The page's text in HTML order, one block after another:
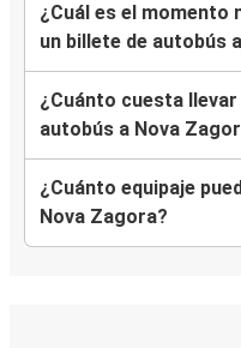
¿Cuál es el momento
un billete de autobús
¿Cuánto cuesta llevar
autobús a Nova
¿Cuánto equipaje
Nova Zagora?